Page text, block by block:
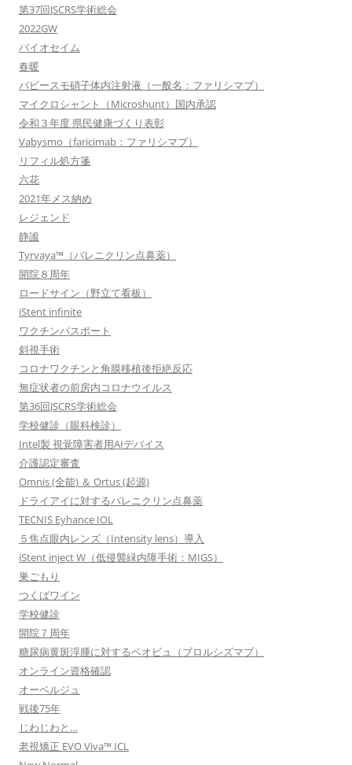
第37回JSCRS学術総会
2022GW
バイオセイム
春暖
バビースモ硝子体内注射液（一般名：ファリシマブ）
マイクロシャント（Microshunt）国内承認
令和３年度 県民健康づくり表彰
Vabysmo（faricimab：ファリシマブ）
リフィル処方箋
六花
2021年メス納め
レジェンド
静謐
Tyrvaya™（バレニクリン点鼻薬）
開院８周年
ロードサイン（野立て看板）
iStent infinite
ワクチンパスポート
斜視手術
コロナワクチンと角膜移植後拒絶反応
無症状者の前房内コロナウイルス
第36回JSCRS学術総会
学校健診（眼科検診）
Intel製 視覚障害者用AIデバイス
介護認定審査
Omnis (全能) ＆ Ortus (起源)
ドライアイに対するバレニクリン点鼻薬
TECNIS Eyhance IOL
５焦点眼内レンズ（Intensity lens）導入
iStent inject W（低侵襲緑内障手術：MIGS）
巣ごもり
つくばワイン
学校健診
開院７周年
糖尿病黄斑浮腫に対するベオビュ（ブロルシズマブ）
オンライン資格確認
オーベルジュ
戦後75年
じわじわと…
老視矯正 EVO Viva™ ICL